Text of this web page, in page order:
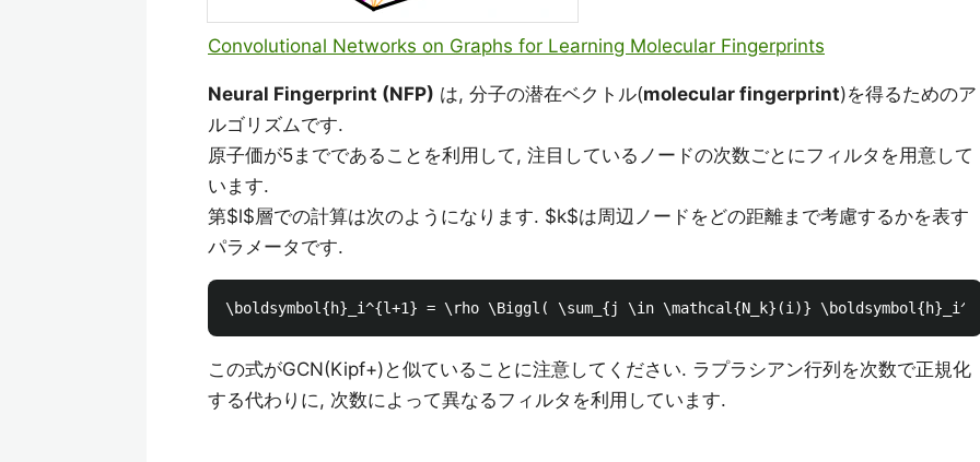
Convolutional Networks on Graphs for Learning Molecular Fingerprints
Neural Fingerprint (NFP) は, 分子の潜在ベクトル(molecular fingerprint)を得るためのア
ルゴリズムです.
原子価が5までであることを利用して, 注目しているノードの次数ごとにフィルタを用意して
います.
第$l$層での計算は次のようになります. $k$は周辺ノードをどの距離まで考慮するかを表す
パラメータです.
この式がGCN(Kipf+)と似ていることに注意してください. ラプラシアン行列を次数で正規化
する代わりに, 次数によって異なるフィルタを利用しています.